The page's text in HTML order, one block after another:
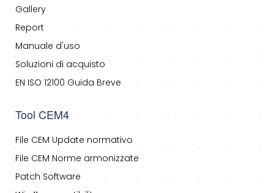
Gallery
Report
Manuale d'uso
Soluzioni di acquisto
EN ISO 12100 Guida Breve
Tool CEM4
File CEM Update normativo
File CEM Norme armonizzate
Patch Software